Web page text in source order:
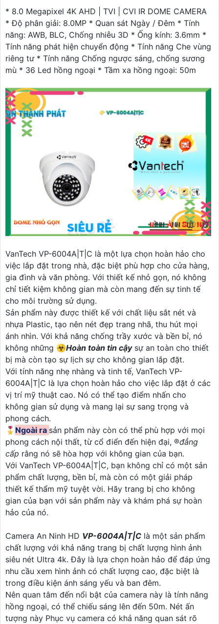
* 8.0 Megapixel 4K AHD | TVI | CVI IR DOME CAMERA
* Độ phân giải: 8.0MP * Quan sát Ngày / Đêm * Tính
năng: AWB, BLC, Chống nhiễu 3D * Ống kính: 3.6mm *
Tính năng phát hiện chuyển động * Tính năng Che vùng
riêng tư * Tính năng Chống ngược sáng, chống sương
mù * 36 Led hồng ngoại * Tầm xa hồng ngoại: 50m
VanTech VP-6004A|T|C là một lựa chọn hoàn hảo cho
việc lắp đặt trong nhà, đặc biệt phù hợp cho cửa hàng,
gia đình và văn phòng. Với thiết kế nhỏ gọn, nó không
chỉ tiết kiệm không gian mà còn mang đến sự tinh tế
cho môi trường sử dụng.
Sản phẩm này được thiết kế với chất liệu sắt nét và
nhựa Plastic, tạo nên nét đẹp trang nhã, thu hút mọi
ánh nhìn. Với khả năng chống trầy xước và bền bỉ, nó
không những ☣️Hoàn toàn tin cậysự an toàn cho thiết
bị mà còn tạo sự lịch sự cho không gian lắp đặt.
Với tính năng nhẹ nhàng và tinh tế, VanTech VP-
6004A|T|C là lựa chọn hoàn hảo cho việc lắp đặt ở các
vị trí mỹ thuật cao. Nó có thể tạo điểm nhấn cho
không gian sử dụng và mang lại sự sang trọng và
phong cách.
🎖️ Ngoài ra sản phẩm này còn có thể phù hợp với mọi
phong cách nội thất, từ cổ điển đến hiện đại, ®️đẳng
cấp rằng nó sẽ hòa hợp với không gian của bạn.
Với VanTech VP-6004A|T|C, bạn không chỉ có một sản
phẩm chất lượng, bền bỉ, mà còn có một giải pháp
thiết kế thẩm mỹ tuyệt vời. Hãy trang bị cho không
gian của bạn với sản phẩm này và khám phá sự hoàn
hảo của nó.
Camera An Ninh HD VP-6004A|T|C là một sản phẩm
chất lượng với khả năng trang bị chất lượng hình ảnh
siêu nét Ultra 4k. Đây là lựa chọn hoàn hảo để đáp ứng
nhu cầu xem hình ảnh có chất lượng cao, đặc biệt là
trong điều kiện ánh sáng yếu và ban đêm.
Nên quan tâm đến nổi bật của camera này là tính năng
hồng ngoại, có thể chiếu sáng lên đến 50m. Nét ấn
tượng này Phục vụ camera có khả năng quan sát rõ